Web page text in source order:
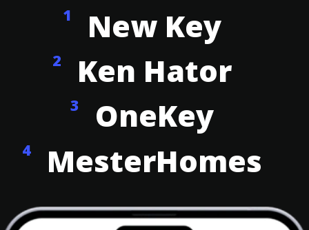
New Key
1
Ken Hator
2
OneKey
3
MesterHomes
4